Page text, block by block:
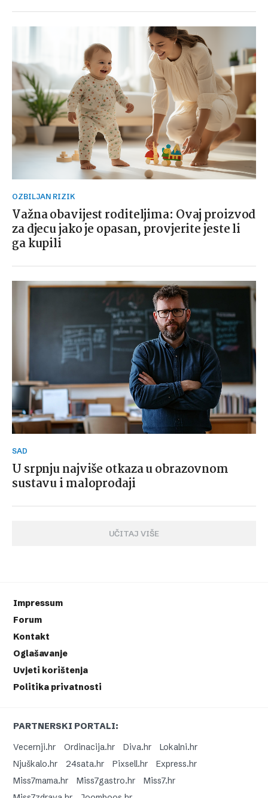
OZBILJAN RIZIK
Važna obavijest roditeljima: Ovaj proizvod
za djecu jako je opasan, provjerite jeste li
ga kupili
SAD
U srpnju najviše otkaza u obrazovnom
sustavu i maloprodaji
UČITAJ VIŠE
Impressum
Forum
Kontakt
Oglašavanje
Uvjeti korištenja
Politika privatnosti
PARTNERSKI PORTALI:
Vecernji.hr
Ordinacija.hr Diva.hr
Lokalni.hr
Njuškalo.hr
24sata.hr Pixsell.hr
Express.hr
Miss7mama.hr
Miss7gastro.hr
Miss7.hr